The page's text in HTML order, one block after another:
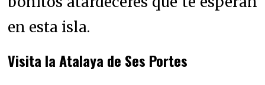
en esta isla.
Visita la Atalaya de Ses Portes